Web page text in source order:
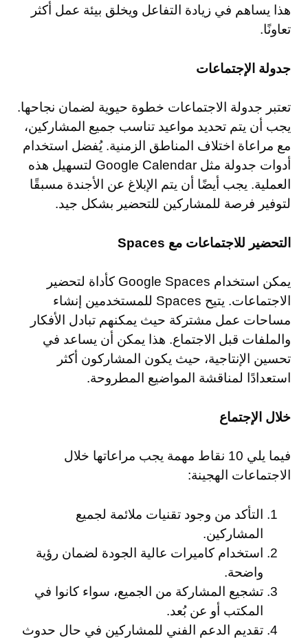
هذا يساهم في زيادة التفاعل ويخلق بيئة عمل أكثر
تعاونًا.
جدولة الإجتماعات
تعتبر جدولة الاجتماعات خطوة حيوية لضمان نجاحها.
يجب أن يتم تحديد مواعيد تناسب جميع المشاركين،
مع مراعاة اختلاف المناطق الزمنية. يُفضل استخدام
أدوات جدولة مثل Google Calendar لتسهيل هذه
العملية. يجب أيضًا أن يتم الإبلاغ عن الأجندة مسبقًا
لتوفير فرصة للمشاركين للتحضير بشكل جيد.
التحضير للاجتماعات مع Spaces
يمكن استخدام Google Spaces كأداة لتحضير
الاجتماعات. يتيح Spaces للمستخدمين إنشاء
مساحات عمل مشتركة حيث يمكنهم تبادل الأفكار
والملفات قبل الاجتماع. هذا يمكن أن يساعد في
تحسين الإنتاجية، حيث يكون المشاركون أكثر
استعدادًا لمناقشة المواضيع المطروحة.
خلال الإجتماع
فيما يلي 10 نقاط مهمة يجب مراعاتها خلال
الاجتماعات الهجينة:
التأكد من وجود تقنيات ملائمة لجميع
المشاركين.
استخدام كاميرات عالية الجودة لضمان رؤية
واضحة.
تشجيع المشاركة من الجميع، سواء كانوا في
المكتب أو عن بُعد.
تقديم الدعم الفني للمشاركين في حال حدوث